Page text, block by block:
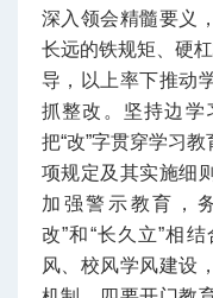
深入领会精髓要义
长远的铁规矩、硬
导，以上率下推动
抓整改。坚持边学
把“改”字贯穿学习
项规定及其实施细
加强警示教育，
改”和“长久立”相
风、校风学风建设